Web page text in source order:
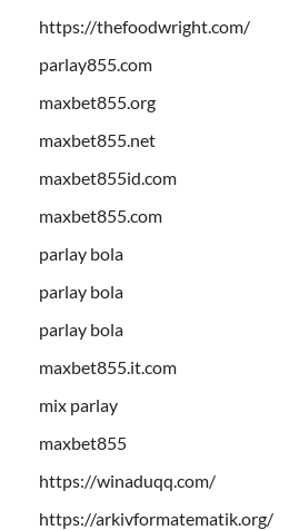
https://thefoodwright.com/
parlay855.com
maxbet855.org
maxbet855.net
maxbet855id.com
maxbet855.com
parlay bola
parlay bola
parlay bola
maxbet855.it.com
mix parlay
maxbet855
https://winaduqq.com/
https://arkivformatematik.org/